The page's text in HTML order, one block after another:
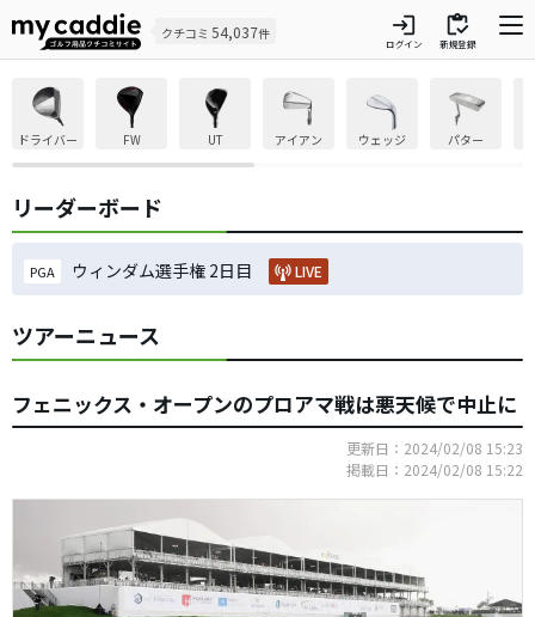
クチコミ 54,037件 login
ログイン
inventory
新規登録
ドライバー FW UT アイアン ウェッジ パター
リーダーボード
PGA ウィンダム選手権 2日目 LIVE
ツアーニュース
フェニックス・オープンのプロアマ戦は悪天候で中止に
更新日：2024/02/08 15:23
掲載日：2024/02/08 15:22